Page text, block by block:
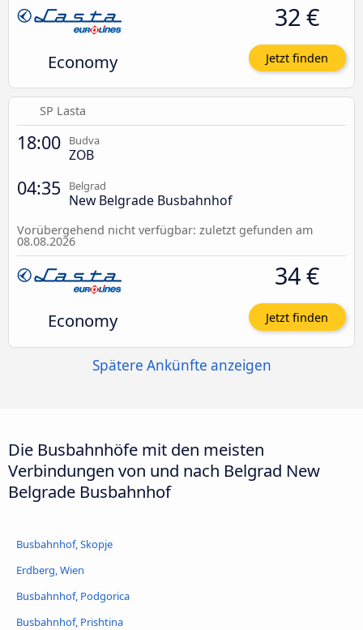
Economy
32 €
Jetzt finden
SP Lasta
18:00 Budva
ZOB
04:35 Belgrad
New Belgrade Busbahnhof
Vorübergehend nicht verfügbar: zuletzt gefunden am
08.08.2026
Economy
34 €
Jetzt finden
Spätere Ankünfte anzeigen
Die Busbahnhöfe mit den meisten
Verbindungen von und nach Belgrad New
Belgrade Busbahnhof
Busbahnhof, Skopje
Erdberg, Wien
Busbahnhof, Podgorica
Busbahnhof, Prishtina